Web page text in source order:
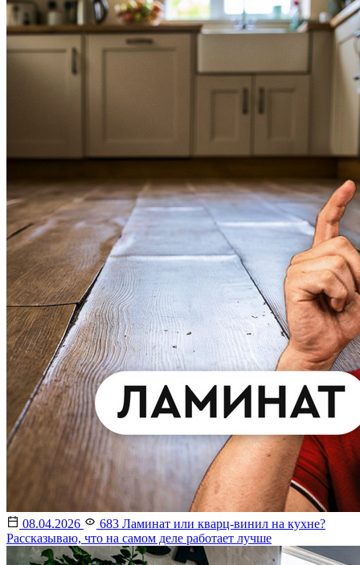
08.04.2026 683 Ламинат или кварц-винил на кухне?
Рассказываю, что на самом деле работает лучше